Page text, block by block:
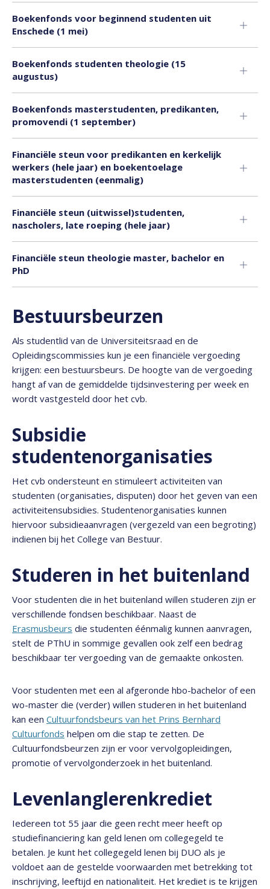
Boekenfonds voor beginnend studenten uit
Enschede (1 mei)
Boekenfonds studenten theologie (15
augustus)
Boekenfonds masterstudenten, predikanten,
promovendi (1 september)
Financiële steun voor predikanten en kerkelijk
werkers (hele jaar) en boekentoelage
masterstudenten (eenmalig)
Financiële steun (uitwissel)studenten,
nascholers, late roeping (hele jaar)
Financiële steun theologie master, bachelor en
PhD
Bestuursbeurzen
Als studentlid van de Universiteitsraad en de
Opleidingscommissies kun je een financiële vergoeding
krijgen: een bestuursbeurs. De hoogte van de vergoeding
hangt af van de gemiddelde tijdsinvestering per week en
wordt vastgesteld door het cvb.
Subsidie
studentenorganisaties
Het cvb ondersteunt en stimuleert activiteiten van
studenten (organisaties, disputen) door het geven van een
activiteitensubsidies. Studentenorganisaties kunnen
hiervoor subsidieaanvragen (vergezeld van een begroting)
indienen bij het College van Bestuur.
Studeren in het buitenland
Voor studenten die in het buitenland willen studeren zijn er
verschillende fondsen beschikbaar. Naast de
Erasmusbeurs die studenten éénmalig kunnen aanvragen,
stelt de PThU in sommige gevallen ook zelf een bedrag
beschikbaar ter vergoeding van de gemaakte onkosten.
Voor studenten met een al afgeronde hbo-bachelor of een
wo-master die (verder) willen studeren in het buitenland
kan een Cultuurfondsbeurs van het Prins Bernhard
Cultuurfonds helpen om die stap te zetten. De
Cultuurfondsbeurzen zijn er voor vervolgopleidingen,
promotie of vervolgonderzoek in het buitenland.
Levenlanglerenkrediet
Iedereen tot 55 jaar die geen recht meer heeft op
studiefinanciering kan geld lenen om collegegeld te
betalen. Je kunt het collegegeld lenen bij DUO als je
voldoet aan de gestelde voorwaarden met betrekking tot
inschrijving, leeftijd en nationaliteit. Het krediet is te krijgen